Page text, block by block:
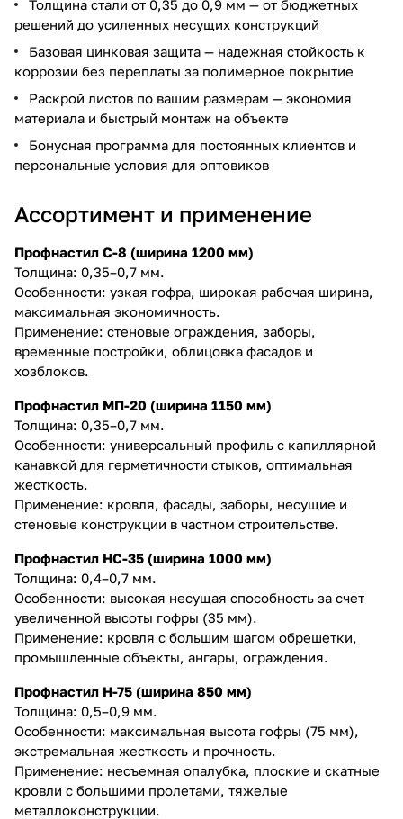
Толщина стали от 0,35 до 0,9 мм — от бюджетных
решений до усиленных несущих конструкций
Базовая цинковая защита — надежная стойкость к
коррозии без переплаты за полимерное покрытие
Раскрой листов по вашим размерам — экономия
материала и быстрый монтаж на объекте
Бонусная программа для постоянных клиентов и
персональные условия для оптовиков
Ассортимент и применение
Профнастил С-8 (ширина 1200 мм)
Толщина: 0,35–0,7 мм.
Особенности: узкая гофра, широкая рабочая ширина,
максимальная экономичность.
Применение: стеновые ограждения, заборы,
временные постройки, облицовка фасадов и
хозблоков.
Профнастил МП-20 (ширина 1150 мм)
Толщина: 0,35–0,7 мм.
Особенности: универсальный профиль с капиллярной
канавкой для герметичности стыков, оптимальная
жесткость.
Применение: кровля, фасады, заборы, несущие и
стеновые конструкции в частном строительстве.
Профнастил НС-35 (ширина 1000 мм)
Толщина: 0,4–0,7 мм.
Особенности: высокая несущая способность за счет
увеличенной высоты гофры (35 мм).
Применение: кровля с большим шагом обрешетки,
промышленные объекты, ангары, ограждения.
Профнастил Н-75 (ширина 850 мм)
Толщина: 0,5–0,9 мм.
Особенности: максимальная высота гофры (75 мм),
экстремальная жесткость и прочность.
Применение: несъемная опалубка, плоские и скатные
кровли с большими пролетами, тяжелые
металлоконструкции.